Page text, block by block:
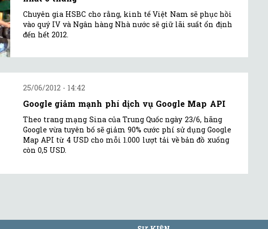
Chuyên gia HSBC cho rằng, kinh tế Việt Nam sẽ phục hồi
vào quý IV và Ngân hàng Nhà nước sẽ giữ lãi suất ổn định
đến hết 2012.
25/06/2012 - 14:42
Google giảm mạnh phí dịch vụ Google Map API
Theo trang mạng Sina của Trung Quốc ngày 23/6, hãng
Google vừa tuyên bố sẽ giảm 90% cước phí sử dụng Google
Map API từ 4 USD cho mỗi 1.000 lượt tải về bản đồ xuống
còn 0,5 USD.